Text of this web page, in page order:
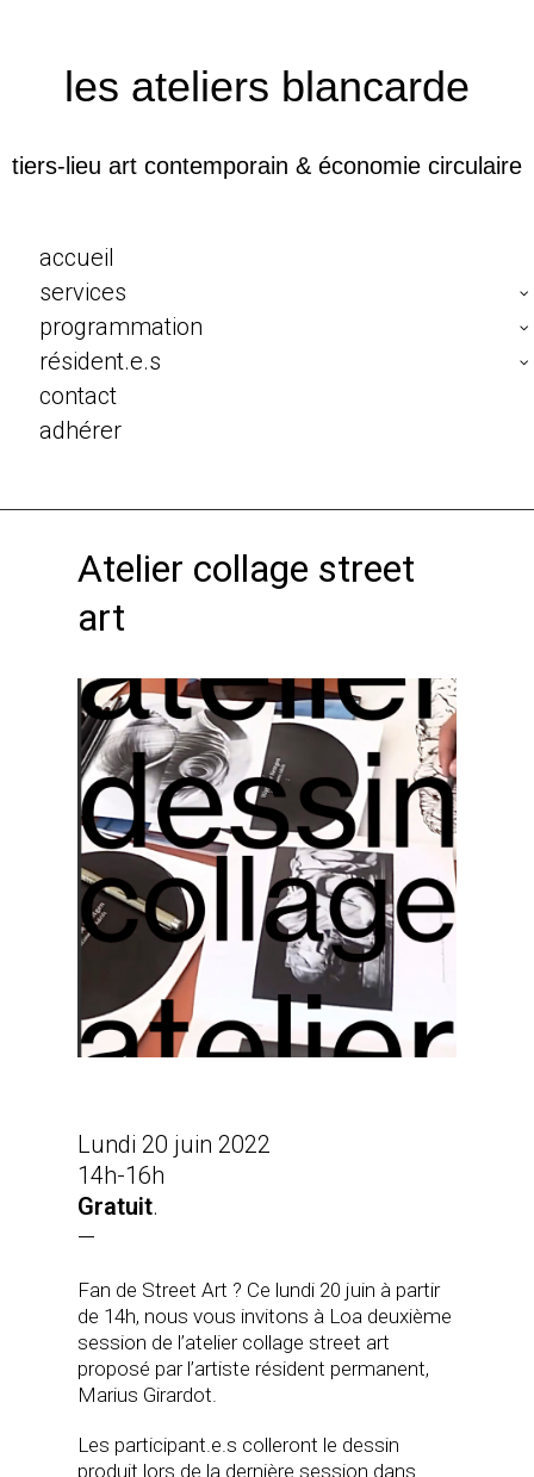
les ateliers blancarde
tiers-lieu art contemporain & économie circulaire
accueil
services
programmation
résident.e.s
contact
adhérer
Atelier collage street
art
Lundi 20 juin 2022
14h-16h
Gratuit.
—
Fan de Street Art ? Ce lundi 20 juin à partir
de 14h, nous vous invitons à Loa deuxième
session de l’atelier collage street art
proposé par l’artiste résident permanent,
Marius Girardot.
Les participant.e.s colleront le dessin
produit lors de la dernière session dans